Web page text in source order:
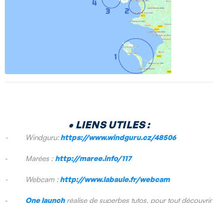
• LIENS UTILES :
- Windguru:https://www.windguru.cz/48506
- Marées : http://maree.info/117
- Webcam :http://www.labaule.fr/webcam
- One launchréalise de superbes tutos, pour tout découvrir